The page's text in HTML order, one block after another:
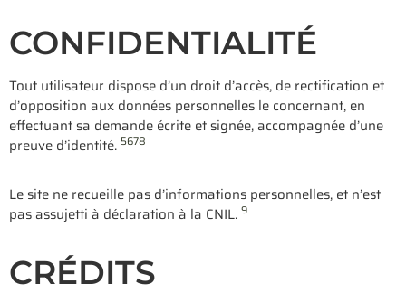
CONFIDENTIALITÉ
Tout utilisateur dispose d’un droit d’accès, de rectification et
d’opposition aux données personnelles le concernant, en
effectuant sa demande écrite et signée, accompagnée d’une
preuve d’identité. 5678
Le site ne recueille pas d’informations personnelles, et n’est
pas assujetti à déclaration à la CNIL. 9
CRÉDITS